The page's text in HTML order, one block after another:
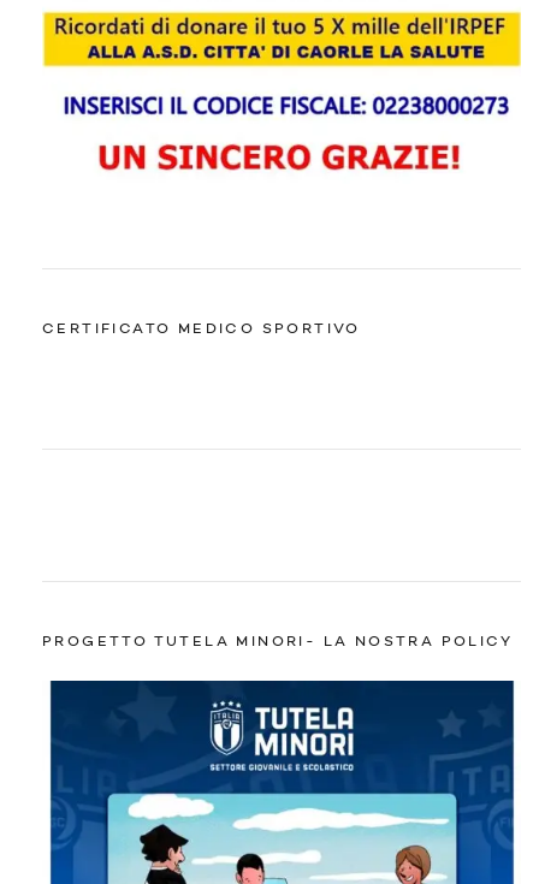
CERTIFICATO MEDICO SPORTIVO
PROGETTO TUTELA MINORI- LA NOSTRA POLICY